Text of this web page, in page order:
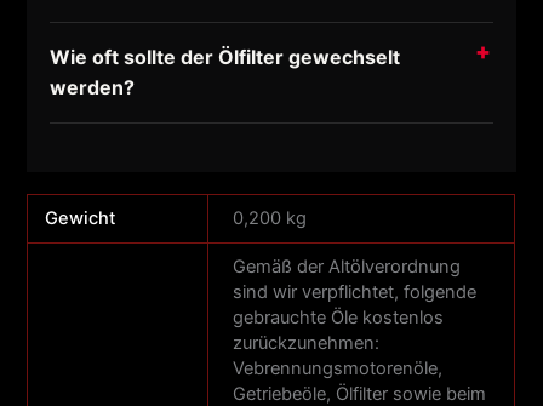
Wie oft sollte der Ölfilter gewechselt
werden?
Gewicht 0,200 kg
Gemäß der Altölverordnung
sind wir verpflichtet, folgende
gebrauchte Öle kostenlos
zurückzunehmen:
Vebrennungsmotorenöle,
Getriebeöle, Ölfilter sowie beim